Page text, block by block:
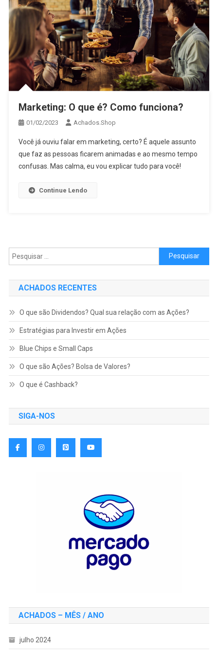
Marketing: O que é? Como funciona?
01/02/2023 Achados.Shop
Você já ouviu falar em marketing, certo? É aquele assunto
que faz as pessoas ficarem animadas e ao mesmo tempo
confusas. Mas calma, eu vou explicar tudo para você!
Continue Lendo
Pesquisar por:
ACHADOS RECENTES
O que são Dividendos? Qual sua relação com as Ações?
Estratégias para Investir em Ações
Blue Chips e Small Caps
O que são Ações? Bolsa de Valores?
O que é Cashback?
SIGA-NOS
ACHADOS – MÊS / ANO
julho 2024